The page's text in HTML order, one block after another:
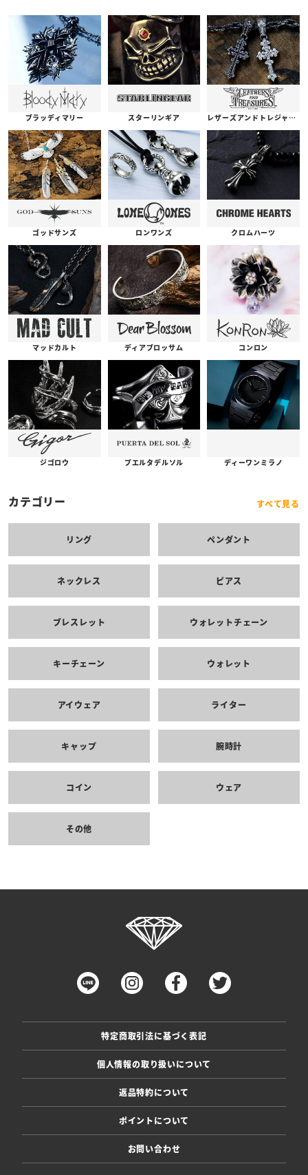
ブラッディマリー スターリンギア レザーズアンドトレジャーズ
ゴッドサンズ ロンワンズ クロムハーツ
マッドカルト ディアブロッサム コンロン
ジゴロウ プエルタデルソル ディーワンミラノ
カテゴリー すべて見る
リング ペンダント
ネックレス ピアス
ブレスレット ウォレットチェーン
キーチェーン ウォレット
アイウェア ライター
キャップ 腕時計
コイン ウェア
その他
特定商取引法に基づく表記
個人情報の取り扱いについて
返品特約について
ポイントについて
お問い合わせ